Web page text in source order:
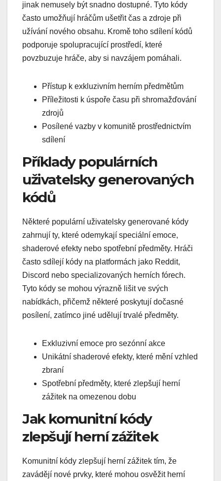
jinak nemusely být snadno dostupné. Tyto kódy
často umožňují hráčům ušetřit čas a zdroje při
užívání nového obsahu. Kromě toho sdílení kódů
podporuje spolupracující prostředí, které
povzbuzuje hráče, aby si navzájem pomáhali.
Přístup k exkluzivním herním předmětům
Příležitosti k úspoře času při shromažďování
zdrojů
Posílené vazby v komunitě prostřednictvím
sdílení
Příklady populárních
uživatelsky generovaných
kódů
Některé populární uživatelsky generované kódy
zahrnují ty, které odemykají speciální emoce,
shaderové efekty nebo spotřební předměty. Hráči
často sdílejí kódy na platformách jako Reddit,
Discord nebo specializovaných herních fórech.
Tyto kódy se mohou výrazně lišit ve svých
nabídkách, přičemž některé poskytují dočasné
posílení, zatímco jiné udělují trvalé předměty.
Exkluzivní emoce pro sezónní akce
Unikátní shaderové efekty, které mění vzhled
zbraní
Spotřební předměty, které zlepšují herní
zážitek na omezenou dobu
Jak komunitní kódy
zlepšují herní zážitek
Komunitní kódy zlepšují herní zážitek tím, že
zavádějí nové prvky, které mohou osvěžit herní